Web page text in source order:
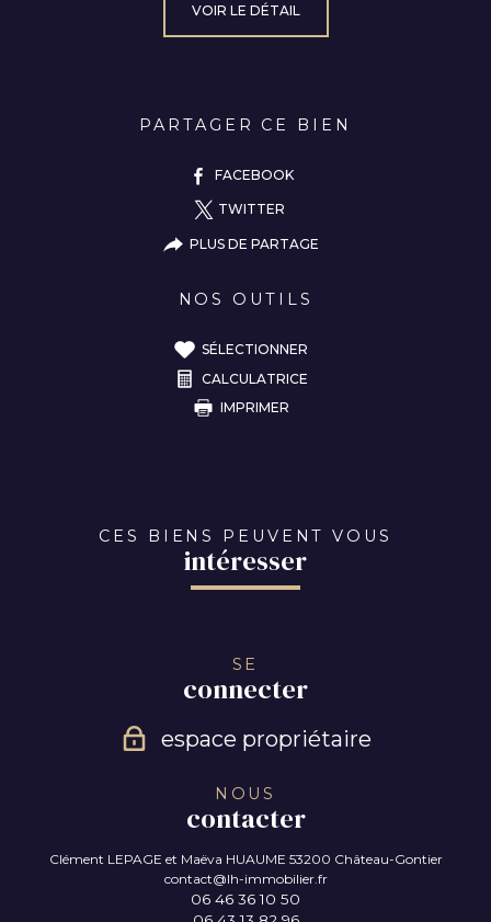
VOIR LE DÉTAIL
PARTAGER CE BIEN
FACEBOOK
TWITTER
PLUS DE PARTAGE
NOS OUTILS
SÉLECTIONNER
CALCULATRICE
IMPRIMER
CES BIENS PEUVENT VOUS
intéresser
SE
connecter
espace propriétaire
NOUS
contacter
06 46 36 10 50
contact@lh-immobilier.fr
Clément LEPAGE et Maëva HUAUME 53200 Château-Gontier